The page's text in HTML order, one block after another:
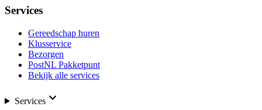
Services
Gereedschap huren
Klusservice
Bezorgen
PostNL Pakketpunt
Bekijk alle services
Services